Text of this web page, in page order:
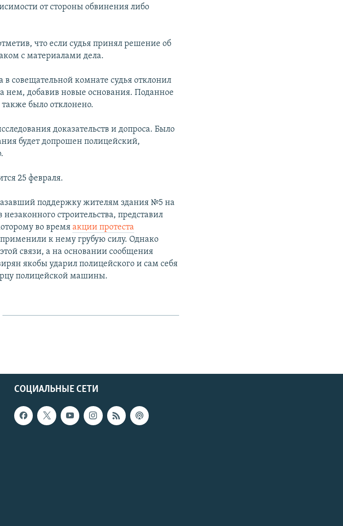
от стороны обвинения либо
что если судья принял решение об
с материалами дела.
в совещательной комнате судья отклонил
нем, добавив новые основания. Поданное
также было отклонено.
доказательств и допроса. Было
будет допрошен полицейский,
25 февраля.
поддержку жителям здания №5 на
строительства, представил
во времяакции протеста
к нему грубую силу. Однако
связи, а на основании сообщения
якобы ударил полицейского и сам себя
полицейской машины.
СОЦИАЛЬНЫЕ СЕТИ